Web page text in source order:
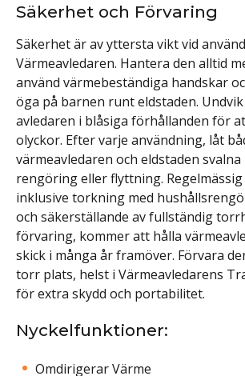
Säkerhet och Förvaring
Säkerhet är av yttersta vikt vid
Värmeavledaren. Hantera den alltid
använd värmebeständiga handskar
öga på barnen runt eldstaden.
avledaren i blåsiga förhållanden för
olyckor. Efter varje användning, låt
värmeavledaren och eldstaden
rengöring eller flyttning.
inklusive torkning med
och säkerställande av fullständig
förvaring, kommer att hålla
skick i många år framöver. Förvara
torr plats, helst i Värmeavledarens
för extra skydd och portabilitet.
Nyckelfunktioner:
Omdirigerar Värme